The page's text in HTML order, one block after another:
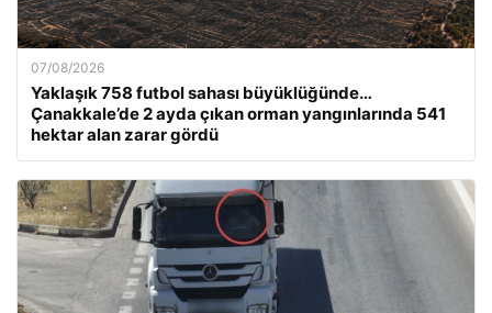
07/08/2026
Yaklaşık 758 futbol sahası büyüklüğünde…
Çanakkale’de 2 ayda çıkan orman yangınlarında 541
hektar alan zarar gördü